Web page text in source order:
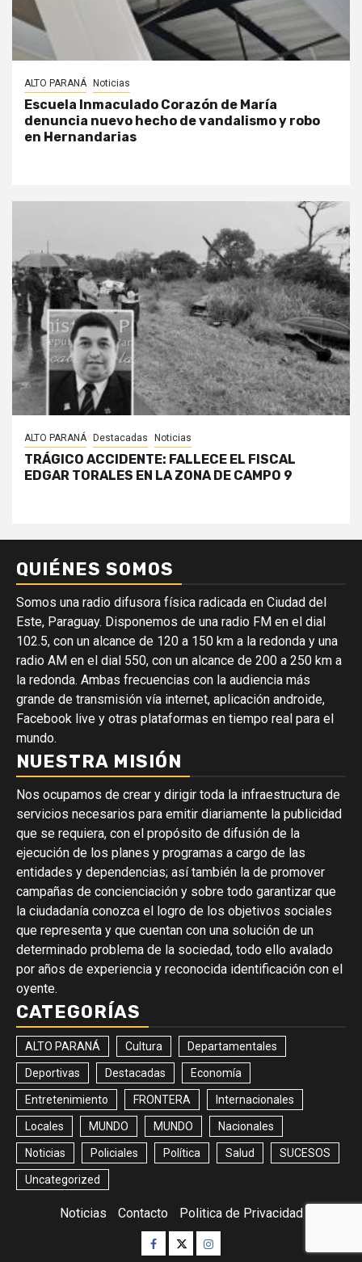
ALTO PARANÁ Noticias
Escuela Inmaculado Corazón de María
denuncia nuevo hecho de vandalismo y robo
en Hernandarias
ALTO PARANÁ Destacadas Noticias
TRÁGICO ACCIDENTE: FALLECE EL FISCAL
EDGAR TORALES EN LA ZONA DE CAMPO 9
QUIÉNES SOMOS
Somos una radio difusora física radicada en Ciudad del
Este, Paraguay. Disponemos de una radio FM en el dial
102.5, con un alcance de 120 a 150 km a la redonda y una
radio AM en el dial 550, con un alcance de 200 a 250 km a
la redonda. Ambas frecuencias con la audiencia más
grande de transmisión vía internet, aplicación androide,
Facebook live y otras plataformas en tiempo real para el
mundo.
NUESTRA MISIÓN
Nos ocupamos de crear y dirigir toda la infraestructura de
servicios necesarios para emitir diariamente la publicidad
que se requiera, con el propósito de difusión de la
ejecución de los planes y programas a cargo de las
entidades y dependencias; así también la de promover
campañas de concienciación y sobre todo garantizar que
la ciudadanía conozca el logro de los objetivos sociales
que representa y que cuentan con una solución de un
determinado problema de la sociedad, todo ello avalado
por años de experiencia y reconocida identificación con el
oyente.
CATEGORÍAS
ALTO PARANÁ Cultura Departamentales
Deportivas Destacadas Economía
Entretenimiento FRONTERA Internacionales
Locales MUNDO MUNDO Nacionales
Noticias Policiales Política Salud SUCESOS
Uncategorized
Noticias Contacto Politica de Privacidad
Facebook
TwitterInstagram